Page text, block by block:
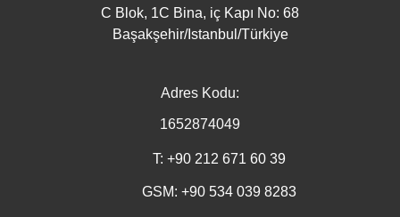
C Blok, 1C Bina, iç Kapı No: 68
Başakşehir/Istanbul/Türkiye
Adres Kodu:
1652874049
T: +90 212 671 60 39
GSM: +90 534 039 8283